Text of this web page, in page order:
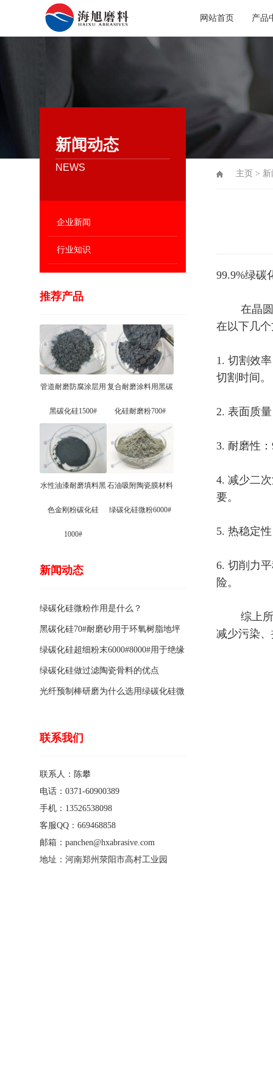
网站首页 产品
新闻动态
NEWS
企业新闻
行业知识
推荐产品
管道耐磨防腐涂层用
黑碳化硅1500#
复合耐磨涂料用黑碳
化硅耐磨粉700#
水性油漆耐磨填料黑
色金刚粉碳化硅
1000#
石油吸附陶瓷膜材料
绿碳化硅微粉6000#
新闻动态
绿碳化硅微粉作用是什么？
黑碳化硅70#耐磨砂用于环氧树脂地坪
骨料的特点有哪些？
绿碳化硅超细粉末6000#8000#用于绝缘
涂料的优点
绿碳化硅做过滤陶瓷骨料的优点
光纤预制棒研磨为什么选用绿碳化硅微
联系我们
联系人：陈攀
电话：0371-60900389
手机：13526538098
客服QQ：669468858
邮箱：panchen@hxabrasive.com
地址：河南郑州荥阳市高村工业园
主页 >
99.9%绿碳
在晶圆切
在以下几
1. 切割效
切割时间。
2. 表面质
3. 耐磨性
4. 减少二
要。
5. 热稳定
6. 切削力
险。
综上所述
减少污染